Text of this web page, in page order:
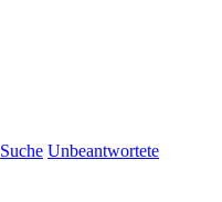
Suche Unbeantwortete